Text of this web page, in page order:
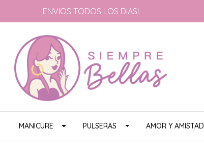
ENVIOS TODOS LOS DIAS!
MANICURE PULSERAS AMOR Y AMISTAD